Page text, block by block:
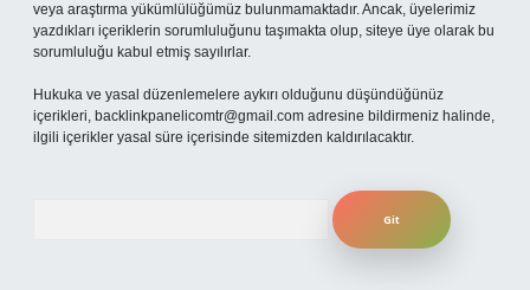
veya araştırma yükümlülüğümüz bulunmamaktadır. Ancak, üyelerimiz
yazdıkları içeriklerin sorumluluğunu taşımakta olup, siteye üye olarak bu
sorumluluğu kabul etmiş sayılırlar.
Hukuka ve yasal düzenlemelere aykırı olduğunu düşündüğünüz
içerikleri, backlinkpanelicomtr@gmail.com adresine bildirmeniz halinde,
ilgili içerikler yasal süre içerisinde sitemizden kaldırılacaktır.